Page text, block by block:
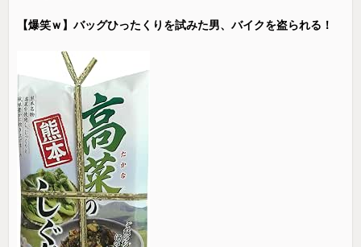
【爆笑ｗ】バッグひったくりを試みた男、バイクを盗られる！